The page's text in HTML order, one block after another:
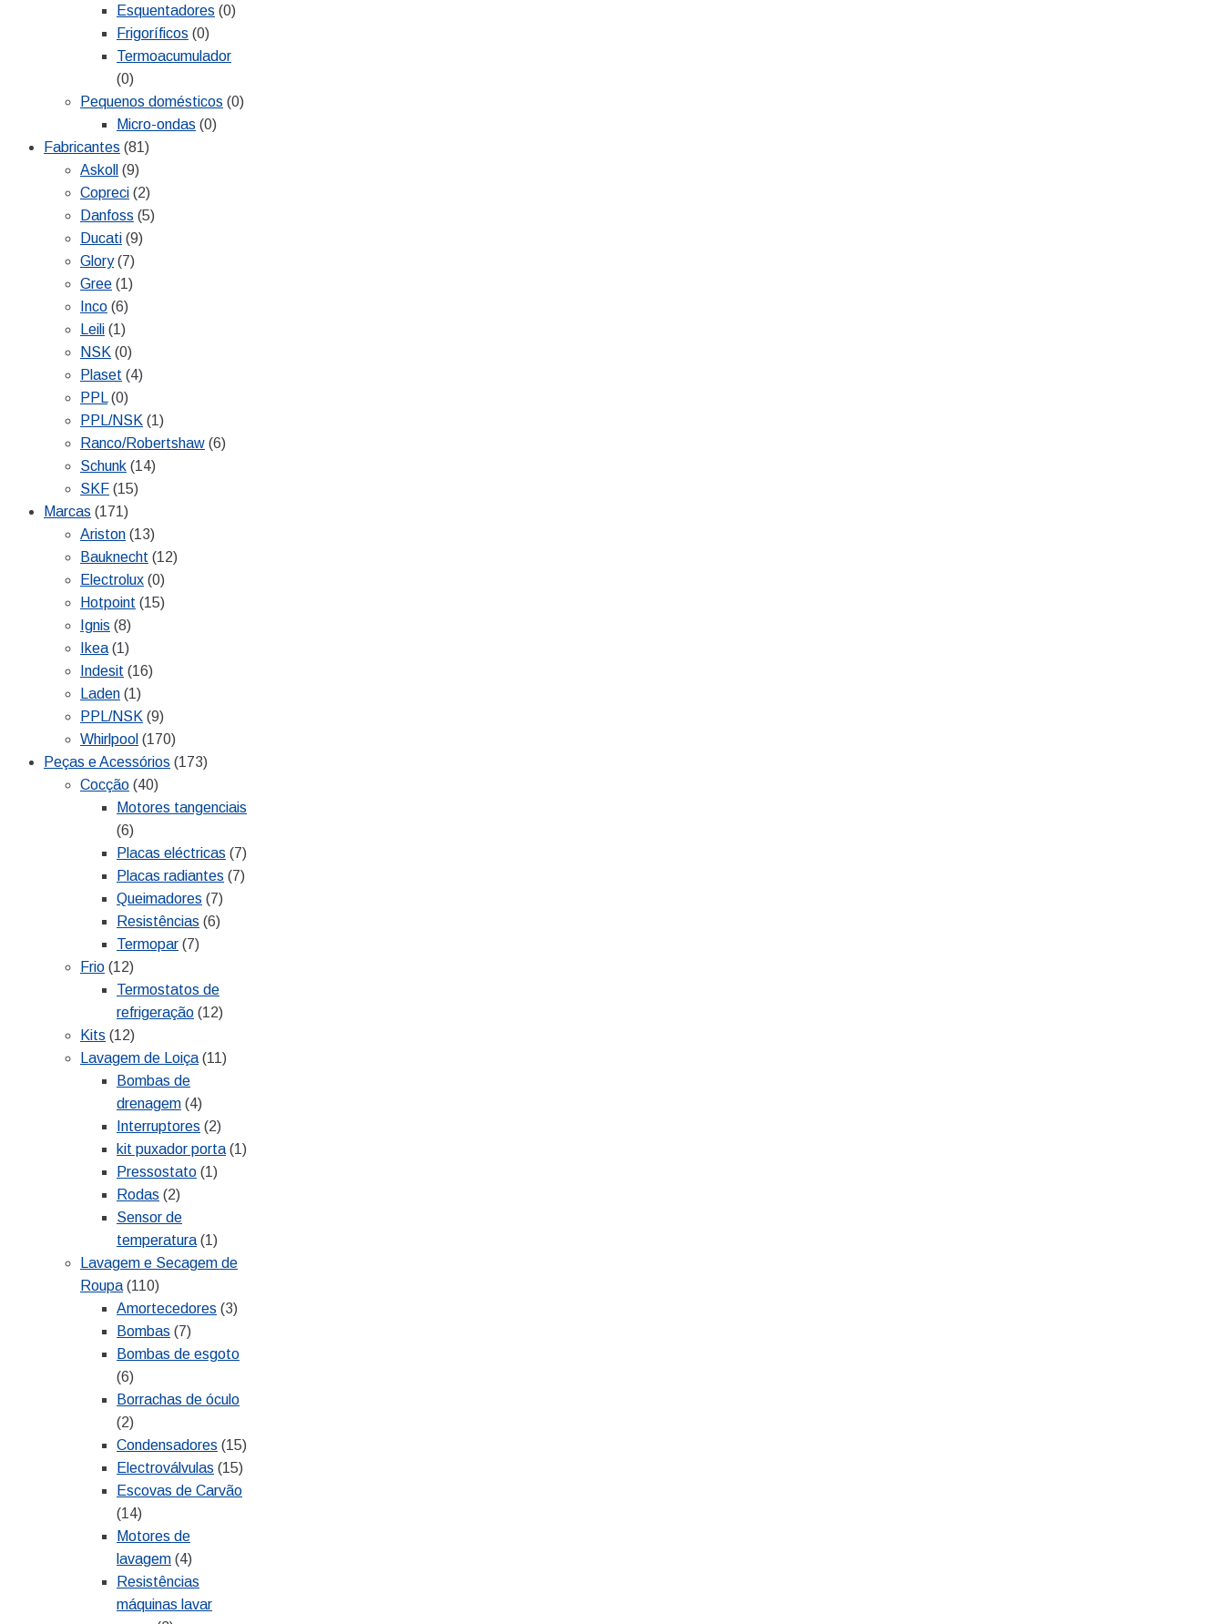
Esquentadores (0)
Frigoríficos (0)
Termoacumulador
(0)
Pequenos domésticos (0)
Micro-ondas (0)
Fabricantes (81)
Askoll (9)
Copreci (2)
Danfoss (5)
Ducati (9)
Glory (7)
Gree (1)
Inco (6)
Leili (1)
NSK (0)
Plaset (4)
PPL (0)
PPL/NSK (1)
Ranco/Robertshaw (6)
Schunk (14)
SKF (15)
Marcas (171)
Ariston (13)
Bauknecht (12)
Electrolux (0)
Hotpoint (15)
Ignis (8)
Ikea (1)
Indesit (16)
Laden (1)
PPL/NSK (9)
Whirlpool (170)
Peças e Acessórios (173)
Cocção (40)
Motores tangenciais
(6)
Placas eléctricas (7)
Placas radiantes (7)
Queimadores (7)
Resistências (6)
Termopar (7)
Frio (12)
Termostatos de
refrigeração (12)
Kits (12)
Lavagem de Loiça (11)
Bombas de
drenagem (4)
Interruptores (2)
kit puxador porta (1)
Pressostato (1)
Rodas (2)
Sensor de
temperatura (1)
Lavagem e Secagem de
Roupa (110)
Amortecedores (3)
Bombas (7)
Bombas de esgoto
(6)
Borrachas de óculo
(2)
Condensadores (15)
Electroválvulas (15)
Escovas de Carvão
(14)
Motores de
lavagem (4)
Resistências
máquinas lavar